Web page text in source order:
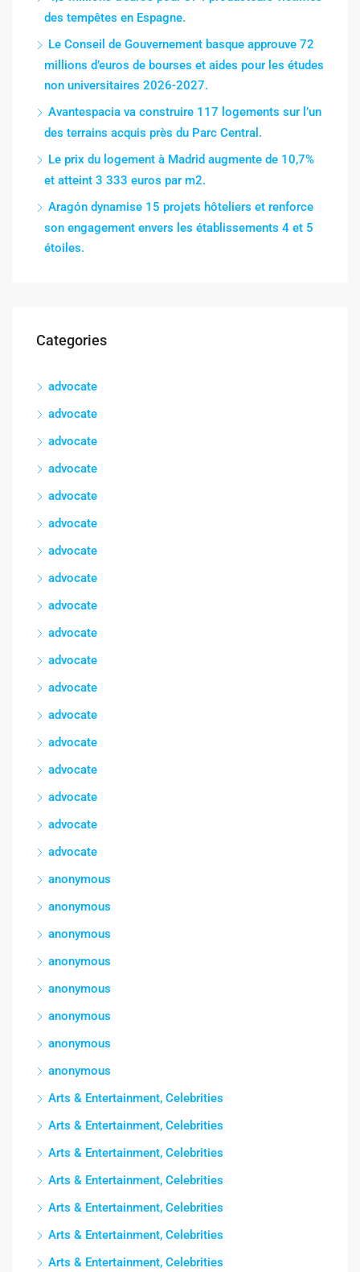
des tempêtes en Espagne.
Le Conseil de Gouvernement basque approuve 72
millions d’euros de bourses et aides pour les études
non universitaires 2026-2027.
Avantespacia va construire 117 logements sur l’un
des terrains acquis près du Parc Central.
Le prix du logement à Madrid augmente de 10,7%
et atteint 3 333 euros par m2.
Aragón dynamise 15 projets hôteliers et renforce
son engagement envers les établissements 4 et 5
étoiles.
Categories
advocate
advocate
advocate
advocate
advocate
advocate
advocate
advocate
advocate
advocate
advocate
advocate
advocate
advocate
advocate
advocate
advocate
advocate
anonymous
anonymous
anonymous
anonymous
anonymous
anonymous
anonymous
anonymous
Arts & Entertainment, Celebrities
Arts & Entertainment, Celebrities
Arts & Entertainment, Celebrities
Arts & Entertainment, Celebrities
Arts & Entertainment, Celebrities
Arts & Entertainment, Celebrities
Arts & Entertainment, Celebrities